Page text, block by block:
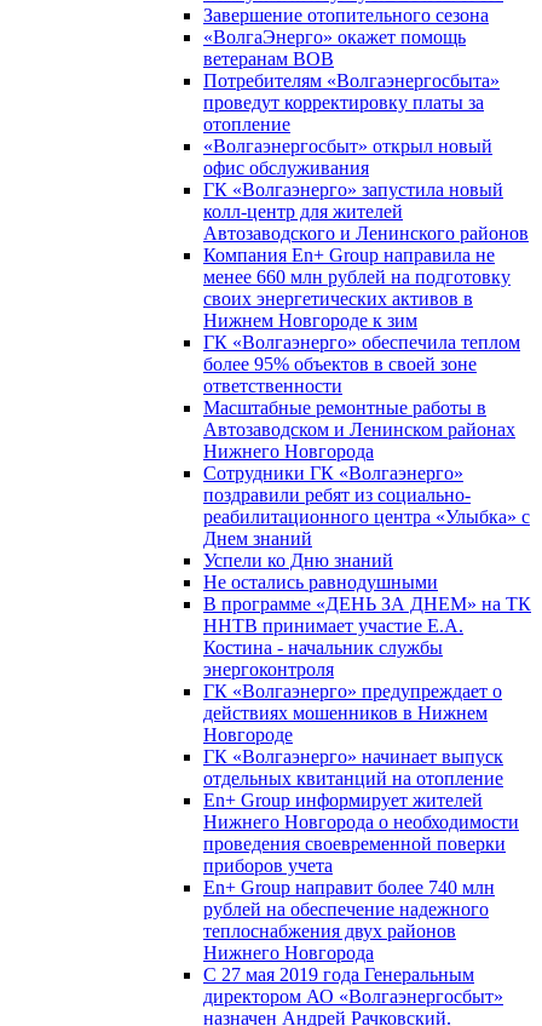
Завершение отопительного сезона
«ВолгаЭнерго» окажет помощь
ветеранам ВОВ
Потребителям «Волгаэнергосбыта»
проведут корректировку платы за
отопление
«Волгаэнергосбыт» открыл новый
офис обслуживания
ГК «Волгаэнерго» запустила новый
колл-центр для жителей
Автозаводского и Ленинского районов
Компания En+ Group направила не
менее 660 млн рублей на подготовку
своих энергетических активов в
Нижнем Новгороде к зим
ГК «Волгаэнерго» обеспечила теплом
более 95% объектов в своей зоне
ответственности
Масштабные ремонтные работы в
Автозаводском и Ленинском районах
Нижнего Новгорода
Сотрудники ГК «Волгаэнерго»
поздравили ребят из социально-
реабилитационного центра «Улыбка» с
Днем знаний
Успели ко Дню знаний
Не остались равнодушными
В программе «ДЕНЬ ЗА ДНЕМ» на ТК
ННТВ принимает участие Е.А.
Костина - начальник службы
энергоконтроля
ГК «Волгаэнерго» предупреждает о
действиях мошенников в Нижнем
Новгороде
ГК «Волгаэнерго» начинает выпуск
отдельных квитанций на отопление
En+ Group информирует жителей
Нижнего Новгорода о необходимости
проведения своевременной поверки
приборов учета
En+ Group направит более 740 млн
рублей на обеспечение надежного
теплоснабжения двух районов
Нижнего Новгорода
С 27 мая 2019 года Генеральным
директором АО «Волгаэнергосбыт»
назначен Андрей Рачковский.